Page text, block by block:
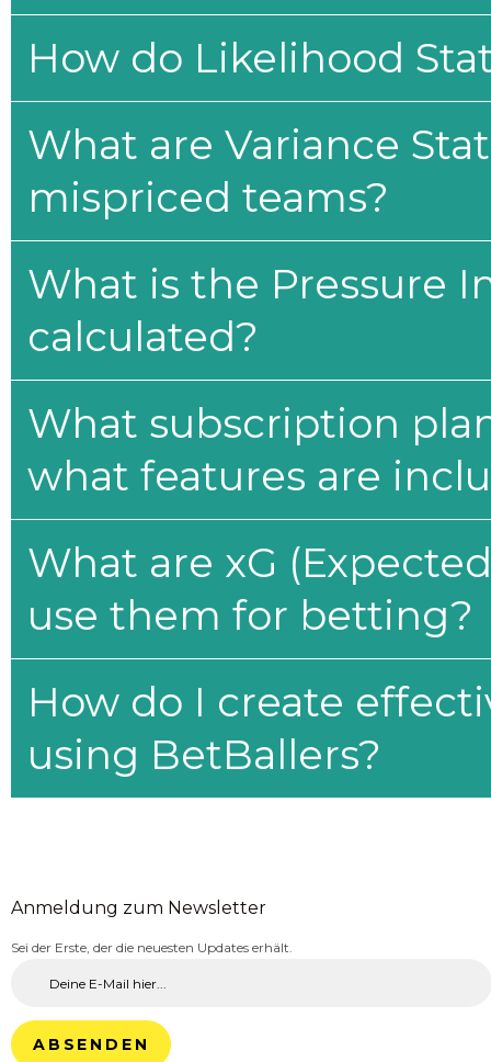
How do Likelihood
What are Variance
mispriced teams?
What is the Pressure
calculated?
What subscription
what features are
What are xG
use them for betting?
How do I create
using BetBallers?
Anmeldung zum Newsletter
Sei der Erste, der die neuesten Updates erhält.
ABSENDEN